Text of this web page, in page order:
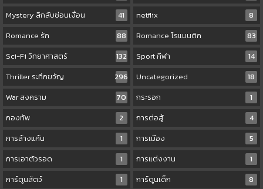
Mystery ลึกลับซ่อนเงื่อน
41 netflix
8
Romance รัก
88 Romance โรแมนติก
83
Sci-Fi วิทยาศาสตร์
132 Sport กีฬา
14
Thriller ระทึกขวัญ
296 Uncategorized
18
War สงคราม
70 กระรอก
1
กองทัพ
2 การต่อสู้
4
การล้างแค้น
1 การเมือง
5
การเอาตัวรอด
1 การแต่งงาน
1
การ์ตูนสัตว์
1 การ์ตูนเด็ก
8